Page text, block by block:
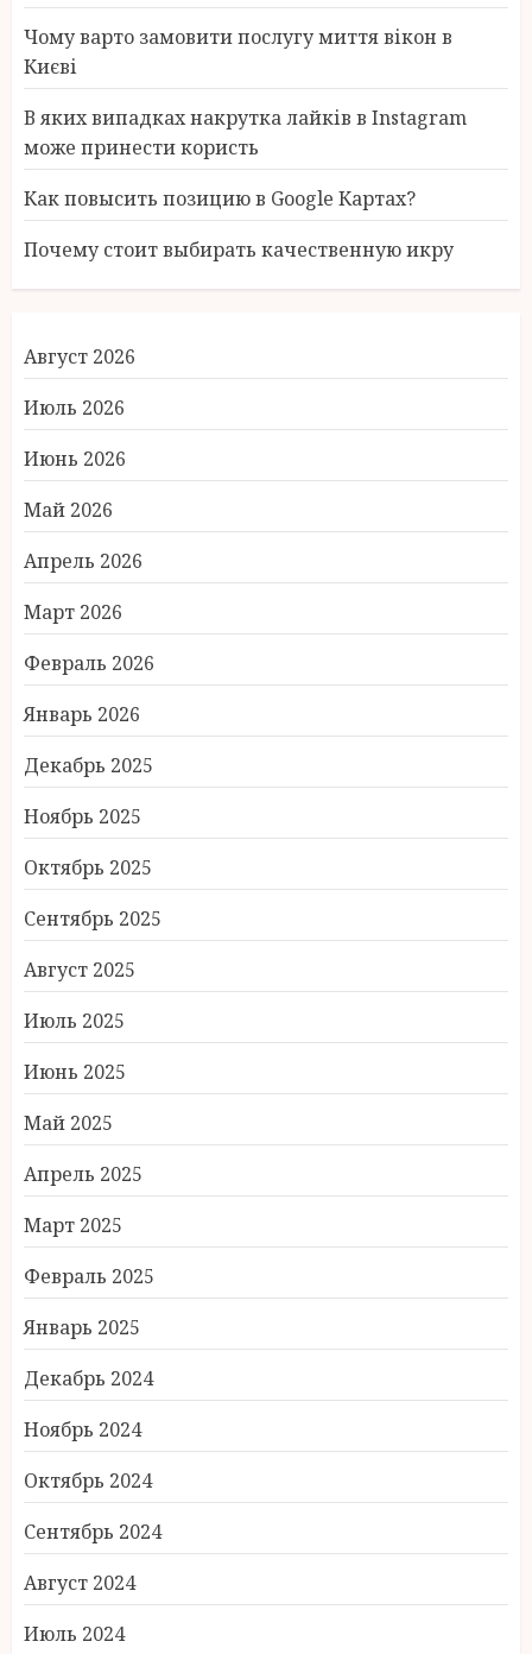
Чому варто замовити послугу миття вікон в
Києві
В яких випадках накрутка лайків в Instagram
може принести користь
Как повысить позицию в Google Картах?
Почему стоит выбирать качественную икру
Август 2026
Июль 2026
Июнь 2026
Май 2026
Апрель 2026
Март 2026
Февраль 2026
Январь 2026
Декабрь 2025
Ноябрь 2025
Октябрь 2025
Сентябрь 2025
Август 2025
Июль 2025
Июнь 2025
Май 2025
Апрель 2025
Март 2025
Февраль 2025
Январь 2025
Декабрь 2024
Ноябрь 2024
Октябрь 2024
Сентябрь 2024
Август 2024
Июль 2024